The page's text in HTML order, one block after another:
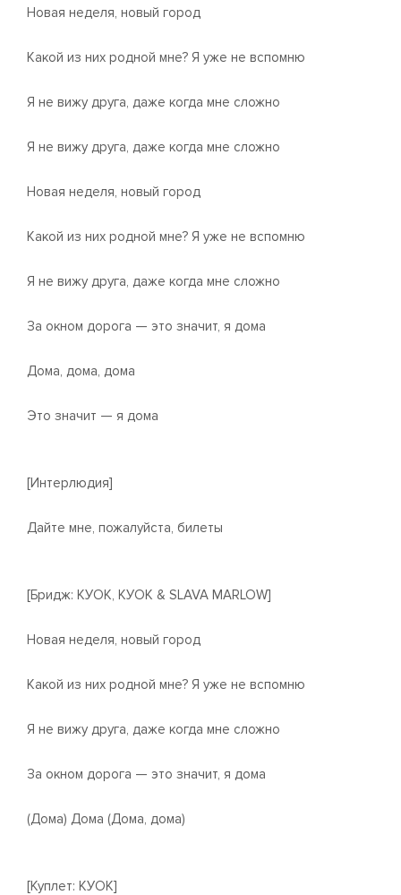
Новая неделя, новый город
Какой из них родной мне? Я уже не вспомню
Я не вижу друга, даже когда мне сложно
Я не вижу друга, даже когда мне сложно
Новая неделя, новый город
Какой из них родной мне? Я уже не вспомню
Я не вижу друга, даже когда мне сложно
За окном дорога — это значит, я дома
Дома, дома, дома
Это значит — я дома
[Интерлюдия]
Дайте мне, пожалуйста, билеты
[Бридж: КУОК, КУОК & SLAVA MARLOW]
Новая неделя, новый город
Какой из них родной мне? Я уже не вспомню
Я не вижу друга, даже когда мне сложно
За окном дорога — это значит, я дома
(Дома) Дома (Дома, дома)
[Куплет: КУОК]